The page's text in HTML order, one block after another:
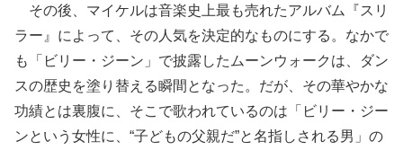
その後、マイケルは音楽史上最も売れたアルバム『スリ
ラー』によって、その人気を決定的なものにする。なかで
も「ビリー・ジーン」で披露したムーンウォークは、ダン
スの歴史を塗り替える瞬間となった。だが、その華やかな
功績とは裏腹に、そこで歌われているのは「ビリー・ジー
ンという女性に、“子どもの父親だ”と名指しされる男」の